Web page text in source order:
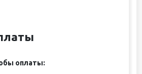
оплаты: